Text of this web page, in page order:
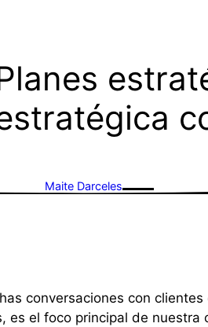
Maite Darceles
conversaciones con
es el foco principal de